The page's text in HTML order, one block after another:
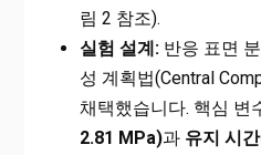
림 2 참조).
실험 설계:반응 표면
성 계획법(Central
채택했습니다. 핵심 변
2.81 MPa)과 유지 시